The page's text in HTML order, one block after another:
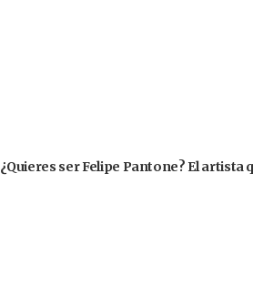
¿Quieres ser Felipe Pantone? El artista